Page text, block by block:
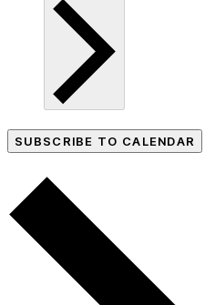
SUBSCRIBE TO CALENDAR